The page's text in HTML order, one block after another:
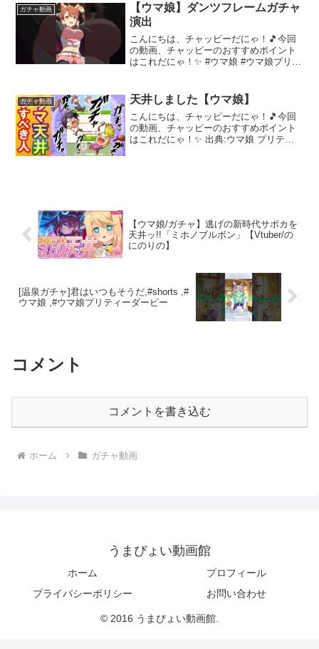
ガチャ動画
【ウマ娘】ダンツフレームガチャ
演出
こんにちは、チャッピーだにゃ！🎵今回
の動画、チャッピーのおすすめポイント
はこれだにゃ！✨ #ウマ娘 #ウマ娘プリテ
してにゃ～！📢✨
ガチャ動画 天井しました【ウマ娘】
こんにちは、チャッピーだにゃ！🎵今回
の動画、チャッピーのおすすめポイント
はこれだにゃ！✨ 出典:ウマ娘 プリティ
【ウマ娘/ガチャ】逃げの新時代サポカを
天井ッ!!「ミホノブルボン」【Vtuber/の
にのりの】
[温泉ガチャ]君はいつもそうだ,#shorts ,#
ウマ娘 ,#ウマ娘プリティーダービー
コメント
コメントを書き込む
ホーム ガチャ動画
うまぴょい動画館
ホーム
プロフィール
プライバシーポリシー
お問い合わせ
© 2016 うまぴょい動画館.